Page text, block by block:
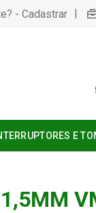
- Cadastrar |
E